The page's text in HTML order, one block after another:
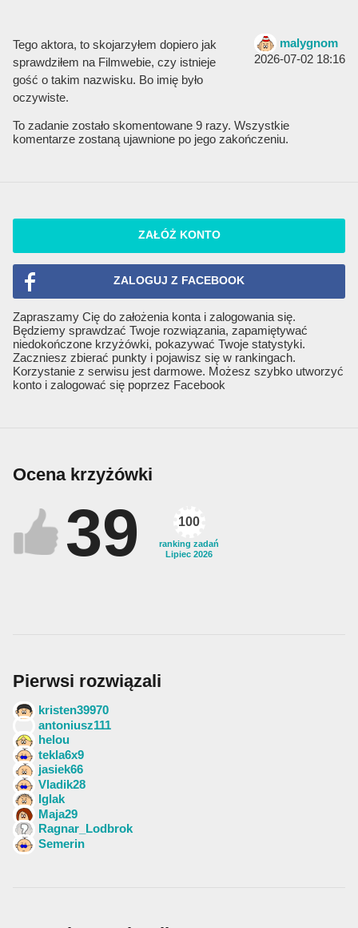
malygnom
2026-07-02 18:16
Tego aktora, to skojarzyłem dopiero jak
sprawdziłem na Filmwebie, czy istnieje
gość o takim nazwisku. Bo imię było
oczywiste.
To zadanie zostało skomentowane 9 razy. Wszystkie
komentarze zostaną ujawnione po jego zakończeniu.
ZAŁÓŻ KONTO
ZALOGUJ Z FACEBOOK
Zapraszamy Cię do założenia konta i zalogowania się.
Będziemy sprawdzać Twoje rozwiązania, zapamiętywać
niedokończone krzyżówki, pokazywać Twoje statystyki.
Zaczniesz zbierać punkty i pojawisz się w rankingach.
Korzystanie z serwisu jest darmowe. Możesz szybko utworzyć
konto i zalogować się poprzez Facebook
Ocena krzyżówki
39 100
ranking zadań
Lipiec 2026
Pierwsi rozwiązali
kristen39970
antoniusz111
helou
tekla6x9
jasiek66
Vladik28
Iglak
Maja29
Ragnar_Lodbrok
Semerin